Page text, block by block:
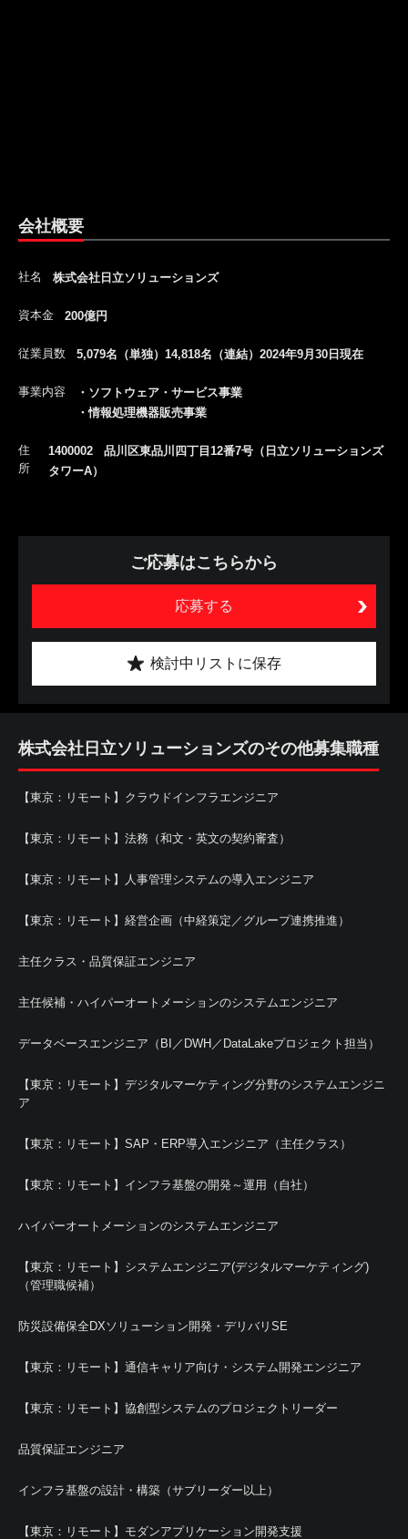
会社概要
社名 株式会社日立ソリューションズ
資本金 200億円
従業員数 5,079名（単独）14,818名（連結）2024年9月30日現在
事業内容
・ソフトウェア・サービス事業
・情報処理機器販売事業
住
所
1400002 品川区東品川四丁目12番7号（日立ソリューションズ
タワーA）
ご応募はこちらから
応募する
検討中リストに保存
株式会社日立ソリューションズのその他募集職種
【東京：リモート】クラウドインフラエンジニア
【東京：リモート】法務（和文・英文の契約審査）
【東京：リモート】人事管理システムの導入エンジニア
【東京：リモート】経営企画（中経策定／グループ連携推進）
主任クラス・品質保証エンジニア
主任候補・ハイパーオートメーションのシステムエンジニア
データベースエンジニア（BI／DWH／DataLakeプロジェクト担当）
【東京：リモート】デジタルマーケティング分野のシステムエンジニ
ア
【東京：リモート】SAP・ERP導入エンジニア（主任クラス）
【東京：リモート】インフラ基盤の開発～運用（自社）
ハイパーオートメーションのシステムエンジニア
【東京：リモート】システムエンジニア(デジタルマーケティング)
（管理職候補）
防災設備保全DXソリューション開発・デリバリSE
【東京：リモート】通信キャリア向け・システム開発エンジニア
【東京：リモート】協創型システムのプロジェクトリーダー
品質保証エンジニア
インフラ基盤の設計・構築（サブリーダー以上）
【東京：リモート】モダンアプリケーション開発支援